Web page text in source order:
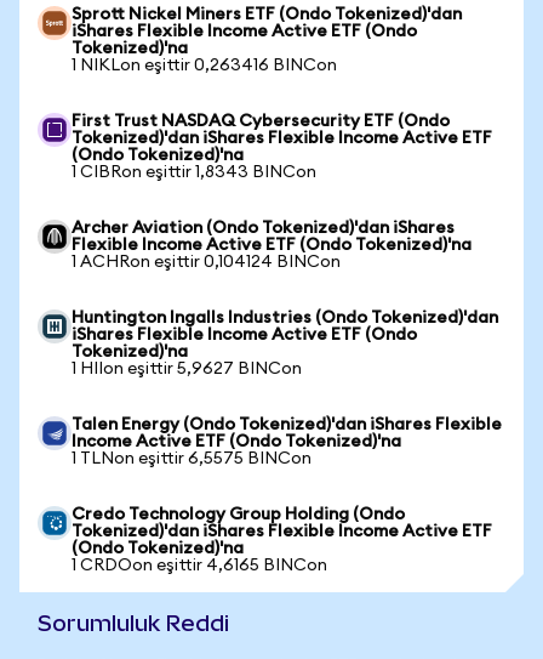
Sprott Nickel Miners ETF (Ondo Tokenized)'dan
iShares Flexible Income Active ETF (Ondo
Tokenized)'na
1 NIKLon eşittir 0,263416 BINCon
First Trust NASDAQ Cybersecurity ETF (Ondo
Tokenized)'dan iShares Flexible Income Active ETF
(Ondo Tokenized)'na
1 CIBRon eşittir 1,8343 BINCon
Archer Aviation (Ondo Tokenized)'dan iShares
Flexible Income Active ETF (Ondo Tokenized)'na
1 ACHRon eşittir 0,104124 BINCon
Huntington Ingalls Industries (Ondo Tokenized)'dan
iShares Flexible Income Active ETF (Ondo
Tokenized)'na
1 HIIon eşittir 5,9627 BINCon
Talen Energy (Ondo Tokenized)'dan iShares Flexible
Income Active ETF (Ondo Tokenized)'na
1 TLNon eşittir 6,5575 BINCon
Credo Technology Group Holding (Ondo
Tokenized)'dan iShares Flexible Income Active ETF
(Ondo Tokenized)'na
1 CRDOon eşittir 4,6165 BINCon
Sorumluluk Reddi